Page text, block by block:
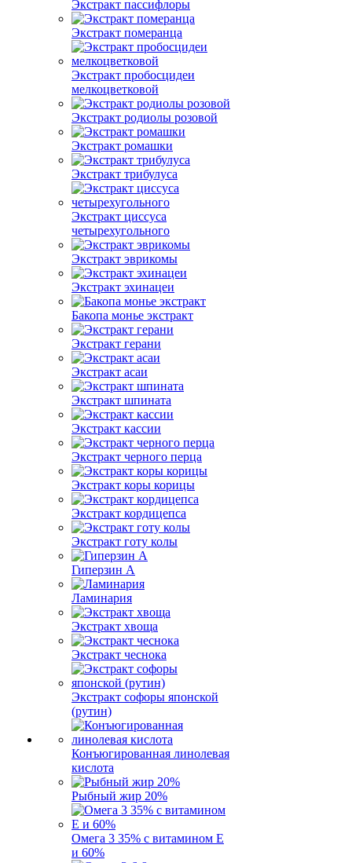
Экстракт пассифлоры
Экстракт померанца
Экстракт пробосцидеи
мелкоцветковой
Экстракт родиолы розовой
Экстракт ромашки
Экстракт трибулуса
Экстракт циссуса
четырехугольного
Экстракт эврикомы
Экстракт эхинацеи
Бакопа монье экстракт
Экстракт герани
Экстракт асаи
Экстракт шпината
Экстракт кассии
Экстракт черного перца
Экстракт коры корицы
Экстракт кордицепса
Экстракт готу колы
Гиперзин А
Ламинария
Экстракт хвоща
Экстракт чеснока
Экстракт софоры японской
(рутин)
Конъюгированная линолевая
кислота
Рыбный жир 20%
Омега 3 35% с витамином Е
и 60%